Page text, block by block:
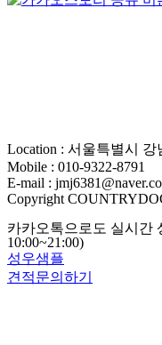
Location : 서울특별시
Mobile : 010-9322-8791
E-mail :
Copyright
카카오톡으로도 실시간
10:00~21:00)
성우샘플
견적문의하기